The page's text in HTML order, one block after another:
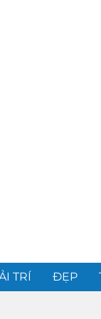
TRÍ ĐẸP